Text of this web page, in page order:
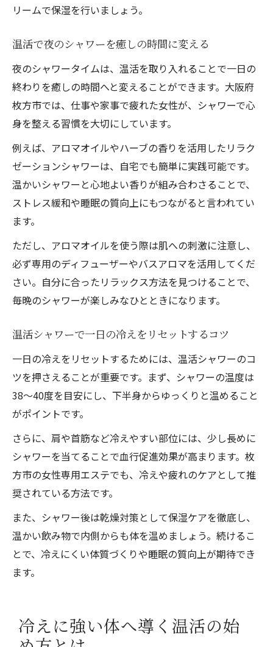
リームで保湿を行いましょう。
温活で夜のシャワーを癒しの時間に変える
夜のシャワータイムは、温活を取り入れることで一日の
終わりを癒しの時間へと変えることができます。大阪府
枚方市では、仕事や家事で疲れた女性が、シャワーで心
身を整える習慣を大切にしています。
例えば、アロマオイルやハーブの香りを活用したリラク
ゼーションシャワーは、自宅でも簡単に実践可能です。
温かいシャワーと心地よい香りが組み合わさることで、
ストレス緩和や睡眠の質向上にもつながると言われてい
ます。
ただし、アロマオイルを使う際は肌への刺激に注意し、
必ず専用のディフューザーやバスアロマを活用してくだ
さい。自分に合ったリラックス方法を見つけることで、
毎晩のシャワーが楽しみなひとときになります。
温活シャワーで一日の冷えをリセットするコツ
一日の冷えをリセットするためには、温活シャワーのコ
ツを押さえることが重要です。まず、シャワーの温度は
38〜40度を目安にし、下半身からゆっくりと温めること
がポイントです。
さらに、肩や首筋など冷えやすい部位には、少し長めに
シャワーを当てることで血行促進効果が高まります。枚
方市の女性専用エステでも、冷えや疲れのケアとして推
奨されている方法です。
また、シャワー後は乾燥対策として保湿ケアを徹底し、
温かい飲み物で内側からも体を温めましょう。続けるこ
とで、冷えにくい体質づくりや睡眠の質向上が期待でき
ます。
冷えに強い体へ導く温活の始